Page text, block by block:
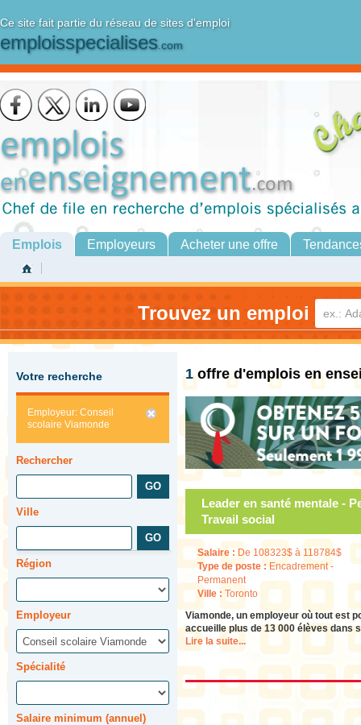
Ce site fait partie du réseau de sites d'emploi
emploisspecialises.com
Emplois Employeurs Acheter une offre
Trouvez un emploi
Votre recherche
Employeur: Conseil
scolaire Viamonde
Rechercher
Ville
Région
Employeur
Spécialité
Salaire minimum (annuel)
1offre d'emplois en
Leader en santé mentale -
Travail social
Salaire : De 108323$ à 118784$
Type de poste :Encadrement -
Permanent
Ville : Toronto
Viamonde, un employeur où tout est
accueille plus de 13 000 élèves dans
Lire la suite...